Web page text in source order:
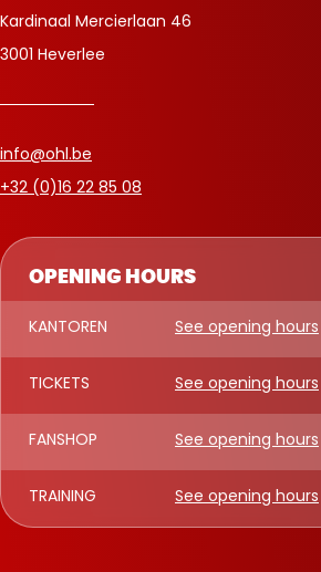
OPENING HOURS
KANTOREN See opening hours
TICKETS See opening hours
FANSHOP See opening hours
TRAINING See opening hours
Kardinaal Mercierlaan 46
3001 Heverlee
info@ohl.be
+32 (0)16 22 85 08